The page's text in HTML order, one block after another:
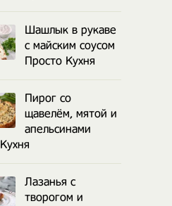
Шашлык в рукаве
с майским соусом
Просто Кухня
Пирог со
щавелём, мятой и
апельсинами
Лазанья с
творогом и